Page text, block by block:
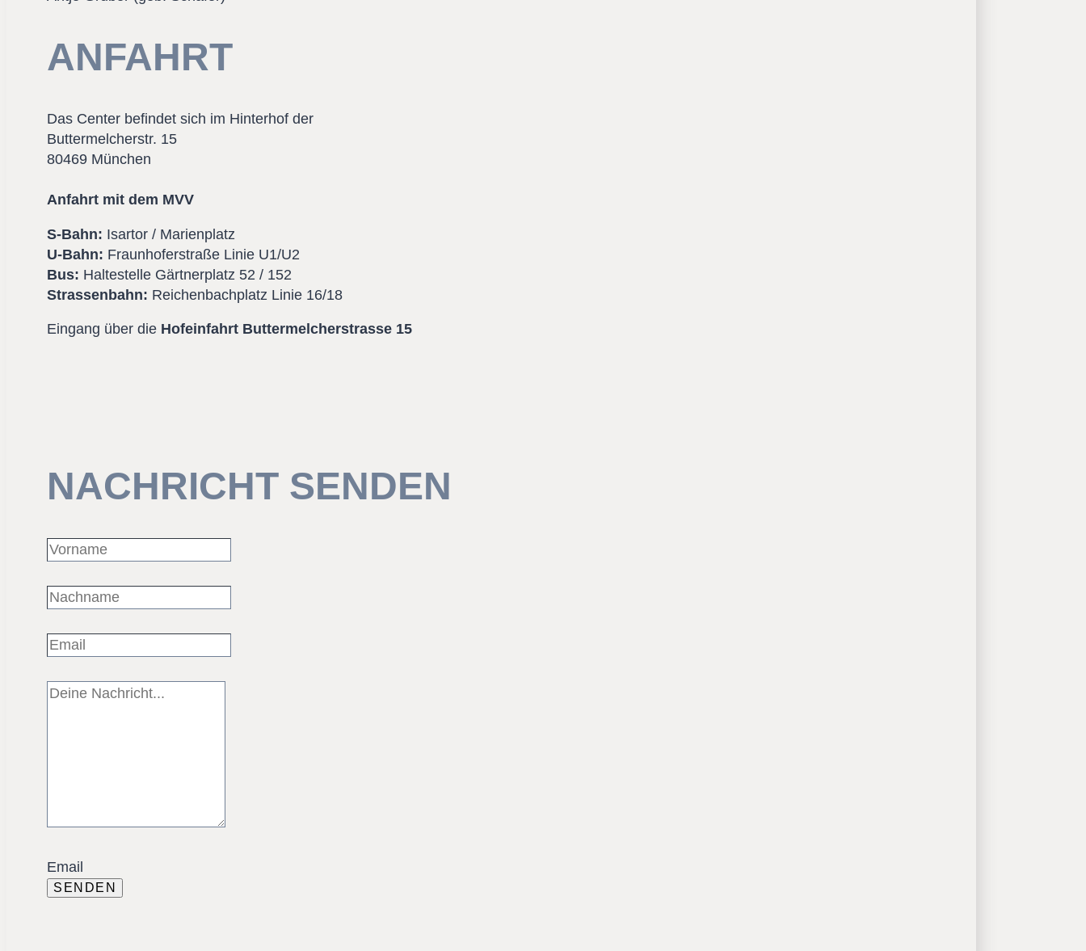
ANFAHRT
Das Center befindet sich im Hinterhof der
Buttermelcherstr. 15
80469 München
Anfahrt mit dem MVV
S-Bahn: Isartor / Marienplatz
U-Bahn: Fraunhoferstraße Linie U1/U2
Bus: Haltestelle Gärtnerplatz 52 / 152
Strassenbahn: Reichenbachplatz Linie 16/18
Eingang über die Hofeinfahrt Buttermelcherstrasse 15
NACHRICHT SENDEN
Email
SENDEN